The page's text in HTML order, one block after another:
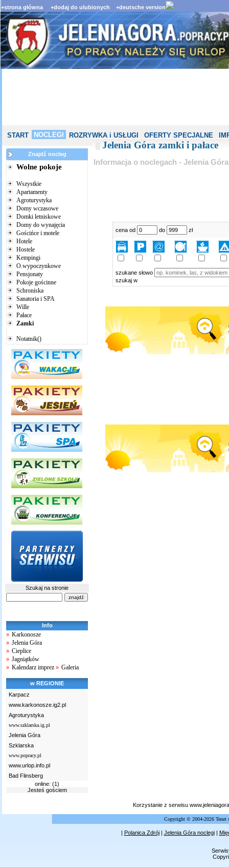
+strona główna +dodaj do ulubionych +deutsche version
START NOCLEGI ROZRYWKA i USŁUGI OFERTY SPECJALNE
Znajdź nocleg
Wolne pokoje
Wszystkie
Apartamenty
Agroturystyka
Domy wczasowe
Domki letniskowe
Domy do wynajęcia
Gościńce i motele
Hotele
Hostele
Kempingi
O.wypoczynkowe
Pensjonaty
Pokoje gościnne
Schroniska
Sanatoria i SPA
Wille
Pałace
Zamki
Notatnik()
Szukaj na stronie
Info
» Karkonosze
» Jelenia Góra
» Cieplice
» Jagniątków
» Kalendarz imprez » Galeria
w REGIONIE
Karpacz
www.karkonosze.ig2.pl
Agroturystyka
www.szklarska.ig.pl
Jelenia Góra
Szklarska
www.popracy.pl
www.urlop.info.pl
Bad Flinsberg
online: (1)
Jesteś gościem
Jelenia Góra zamki i pałace
Informacja o noclegach - Jelenia Góra
cena od do zł
szukane słowo
szukaj w
Korzystanie z serwisu
Copyright © 2004-2026
| Polanica Zdrój| Jelenia Góra noclegi|